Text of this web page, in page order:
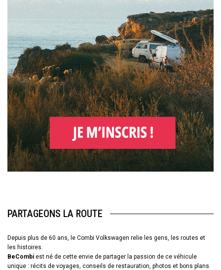
PARTAGEONS LA ROUTE
Depuis plus de 60 ans, le Combi Volkswagen relie les gens, les routes et
les histoires.
BeCombi est né de cette envie de partager la passion de ce véhicule
unique : récits de voyages, conseils de restauration, photos et bons plans.